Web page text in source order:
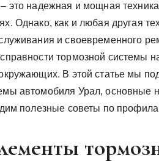
это надежная и мощная
Однако, как и любая другая
и своевременного
тормозной системы
В этой статье мы
автомобиля Урал, основные
полезные советы по